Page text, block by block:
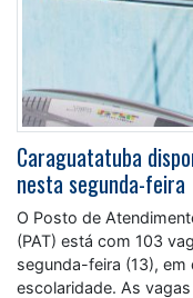
Caraguatatuba
nesta segunda-feira
O Posto de
(PAT) está com 103
segunda-feira (13),
escolaridade. As